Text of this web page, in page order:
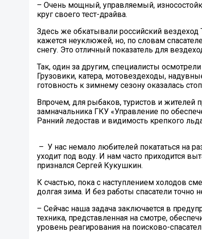
– Очень мощный, управляемый,
круг своего тест-драйва.
Здесь же обкатывали российский вездеход
кажется неуклюжей, но, по словам
снегу. Это отличный показатель для
Так, один за другим, специалисты
Грузовики, катера, мотовездеходы,
готовность к зимнему сезону оказалась
Впрочем, для рыбаков, туристов и жителей
замначальника ГКУ «Управление по
Ранний ледостав и видимость крепкого
– У нас немало любителей покататься на
уходит под воду. И нам часто приходится
признался Сергей Кукушкин.
К счастью, пока с наступлением холодов
долгая зима. И без работы спасатели точно
– Сейчас наша задача заключается в
техника, представленная на смотре,
уровень реагирования на поисково-